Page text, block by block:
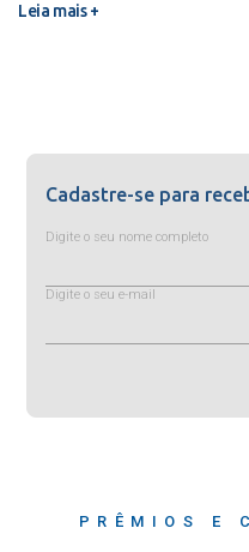
Leia mais +
Cadastre-se para
Digite o seu nome completo
Digite o seu e-mail
PRÊMIOS E